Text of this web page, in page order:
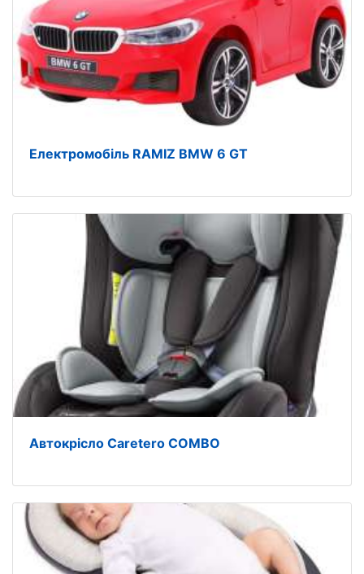
Електромобіль RAMIZ BMW 6 GT
Автокрісло Caretero COMBO